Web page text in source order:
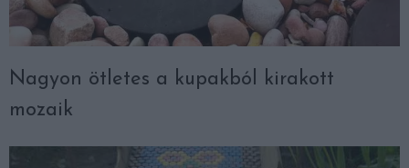
Nagyon ötletes a kupakból kirakott
mozaik